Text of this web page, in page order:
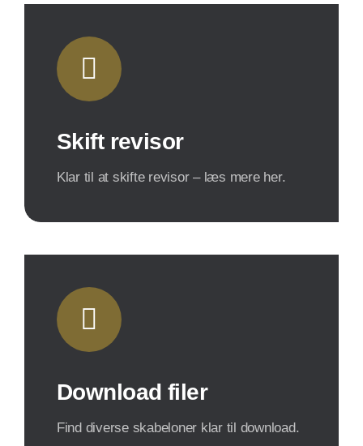
Skift revisor
Klar til at skifte revisor – læs mere her.
Download filer
Find diverse skabeloner klar til download.